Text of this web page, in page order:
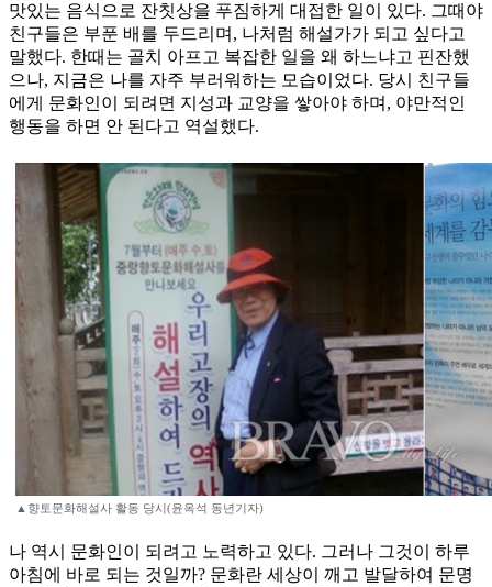
맛있는 음식으로 잔칫상을 푸짐하게 대접한 일이 있다. 그때야
친구들은 부푼 배를 두드리며, 나처럼 해설가가 되고 싶다고
말했다. 한때는 골치 아프고 복잡한 일을 왜 하느냐고 핀잔했
으나, 지금은 나를 자주 부러워하는 모습이었다. 당시 친구들
에게 문화인이 되려면 지성과 교양을 쌓아야 하며, 야만적인
행동을 하면 안 된다고 역설했다.
▲향토문화해설사 활동 당시(윤옥석 동년기자)
나 역시 문화인이 되려고 노력하고 있다. 그러나 그것이 하루
아침에 바로 되는 것일까? 문화란 세상이 깨고 발달하여 문명